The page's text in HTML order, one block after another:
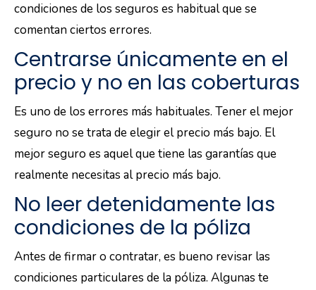
condiciones de los seguros es habitual que se
comentan ciertos errores.
Centrarse únicamente en el
precio y no en las coberturas
Es uno de los errores más habituales. Tener el mejor
seguro no se trata de elegir el precio más bajo. El
mejor seguro es aquel que tiene las garantías que
realmente necesitas al precio más bajo.
No leer detenidamente las
condiciones de la póliza
Antes de firmar o contratar, es bueno revisar las
condiciones particulares de la póliza. Algunas te